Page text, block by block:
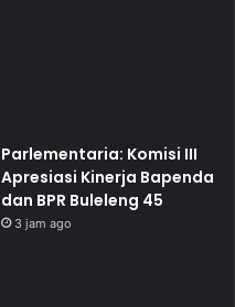
Parlementaria: Komisi III
Apresiasi Kinerja Bapenda
dan BPR Buleleng 45
3 jam ago